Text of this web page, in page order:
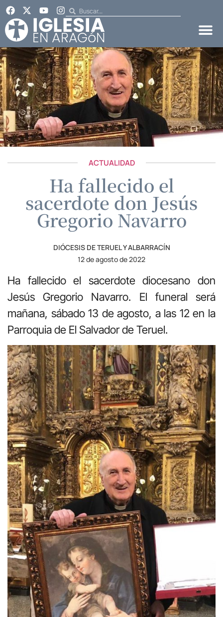
ACTUALIDAD
Ha fallecido el
sacerdote don Jesús
Gregorio Navarro
DIÓCESIS DE TERUEL Y ALBARRACÍN
12 de agosto de 2022
Ha fallecido el sacerdote diocesano don
Jesús Gregorio Navarro. El funeral será
mañana, sábado 13 de agosto, a las 12 en la
Parroquia de El Salvador de Teruel.